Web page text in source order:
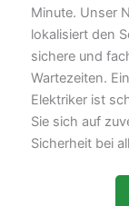
Minute. Unser
lokalisiert den
sichere und
Wartezeiten.
Elektriker ist
Sie sich auf
Sicherheit bei